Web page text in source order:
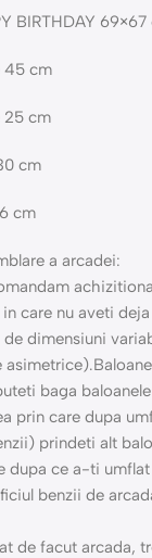
BIRTHDAY 69×67
45 cm
25 cm
cm
cm
a arcadei:
care nu aveti
de dimensiuni
baga
prin care dupa
prindeti alt
dupa ce a-ti
benzii de
de facut arcada,